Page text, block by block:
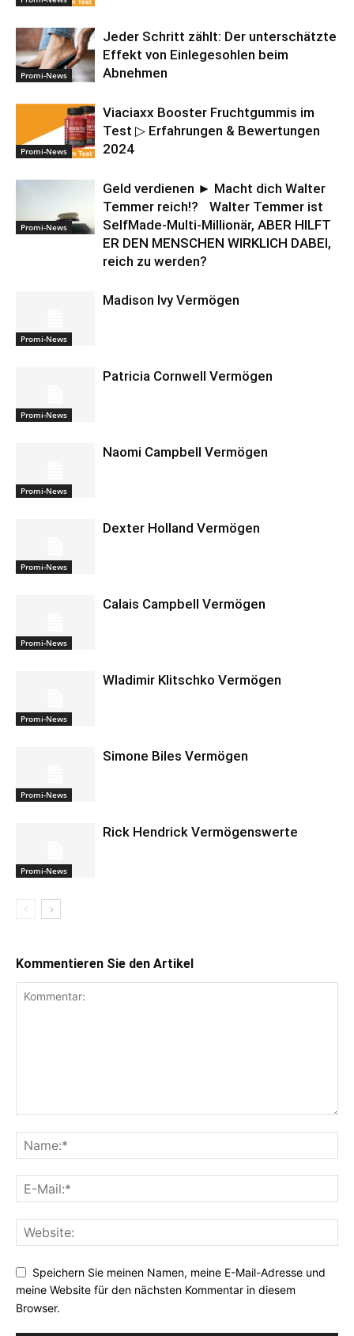
Promi-News
Jeder Schritt zählt: Der unterschätzte
Effekt von Einlegesohlen beim
Abnehmen
Promi-News
Viaciaxx Booster Fruchtgummis im
Test ▷ Erfahrungen & Bewertungen
2024
Promi-News
Geld verdienen ► Macht dich Walter
Temmer reich!? Walter Temmer ist
SelfMade-Multi-Millionär, ABER HILFT
ER DEN MENSCHEN WIRKLICH DABEI,
reich zu werden?
Promi-News
Madison Ivy Vermögen
Promi-News
Patricia Cornwell Vermögen
Promi-News
Naomi Campbell Vermögen
Promi-News
Dexter Holland Vermögen
Promi-News
Calais Campbell Vermögen
Promi-News
Wladimir Klitschko Vermögen
Promi-News
Simone Biles Vermögen
Promi-News
Rick Hendrick Vermögenswerte
Kommentieren Sie den Artikel
Speichern Sie meinen Namen, meine E-Mail-Adresse und
meine Website für den nächsten Kommentar in diesem
Browser.